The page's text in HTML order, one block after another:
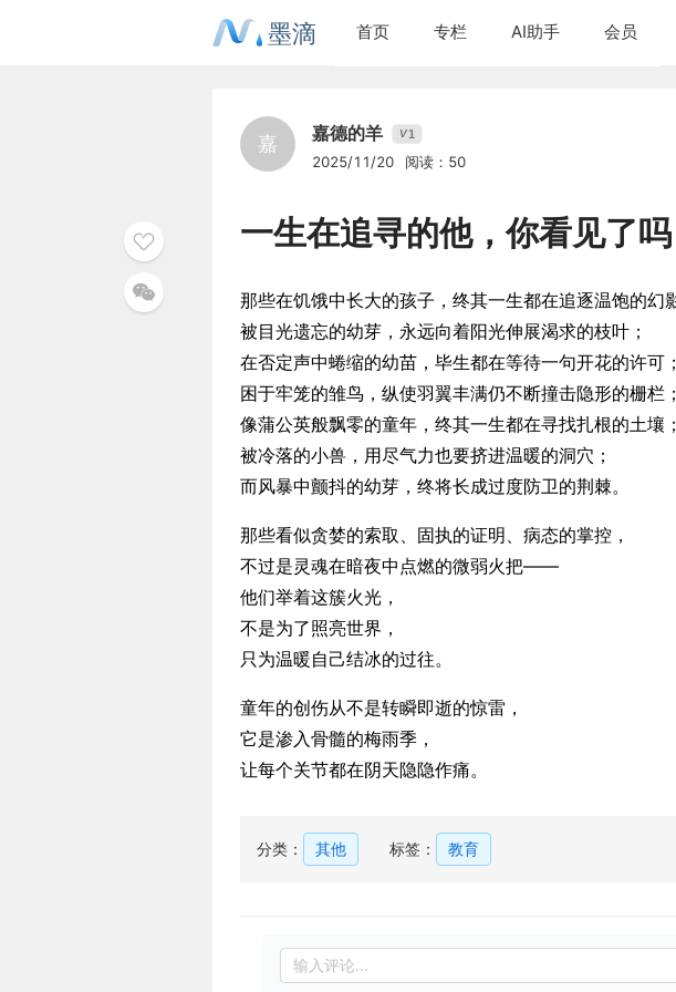
墨滴 首页 专栏 AI助手 会员
嘉 嘉德的羊 V1
2025/11/20 阅读：50
一生在追寻的他，你看见了吗
那些在饥饿中长大的孩子，终其一生都在追逐温饱的幻
被目光遗忘的幼芽，永远向着阳光伸展渴求的枝叶；
在否定声中蜷缩的幼苗，毕生都在等待一句开花的许可；
困于牢笼的雏鸟，纵使羽翼丰满仍不断撞击隐形的栅栏；
像蒲公英般飘零的童年，终其一生都在寻找扎根的土壤；
被冷落的小兽，用尽气力也要挤进温暖的洞穴；
而风暴中颤抖的幼芽，终将长成过度防卫的荆棘。
那些看似贪婪的索取、固执的证明、病态的掌控，
不过是灵魂在暗夜中点燃的微弱火把——
他们举着这簇火光，
不是为了照亮世界，
只为温暖自己结冰的过往。
童年的创伤从不是转瞬即逝的惊雷，
它是渗入骨髓的梅雨季，
让每个关节都在阴天隐隐作痛。
分类： 其他 标签： 教育